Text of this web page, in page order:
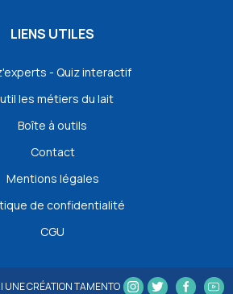
LIENS UTILES
- Quiz interactif
les métiers du lait
Boîte à outils
Contact
Mentions légales
de confidentialité
CGU
| UNE CRÉATION TAMENTO